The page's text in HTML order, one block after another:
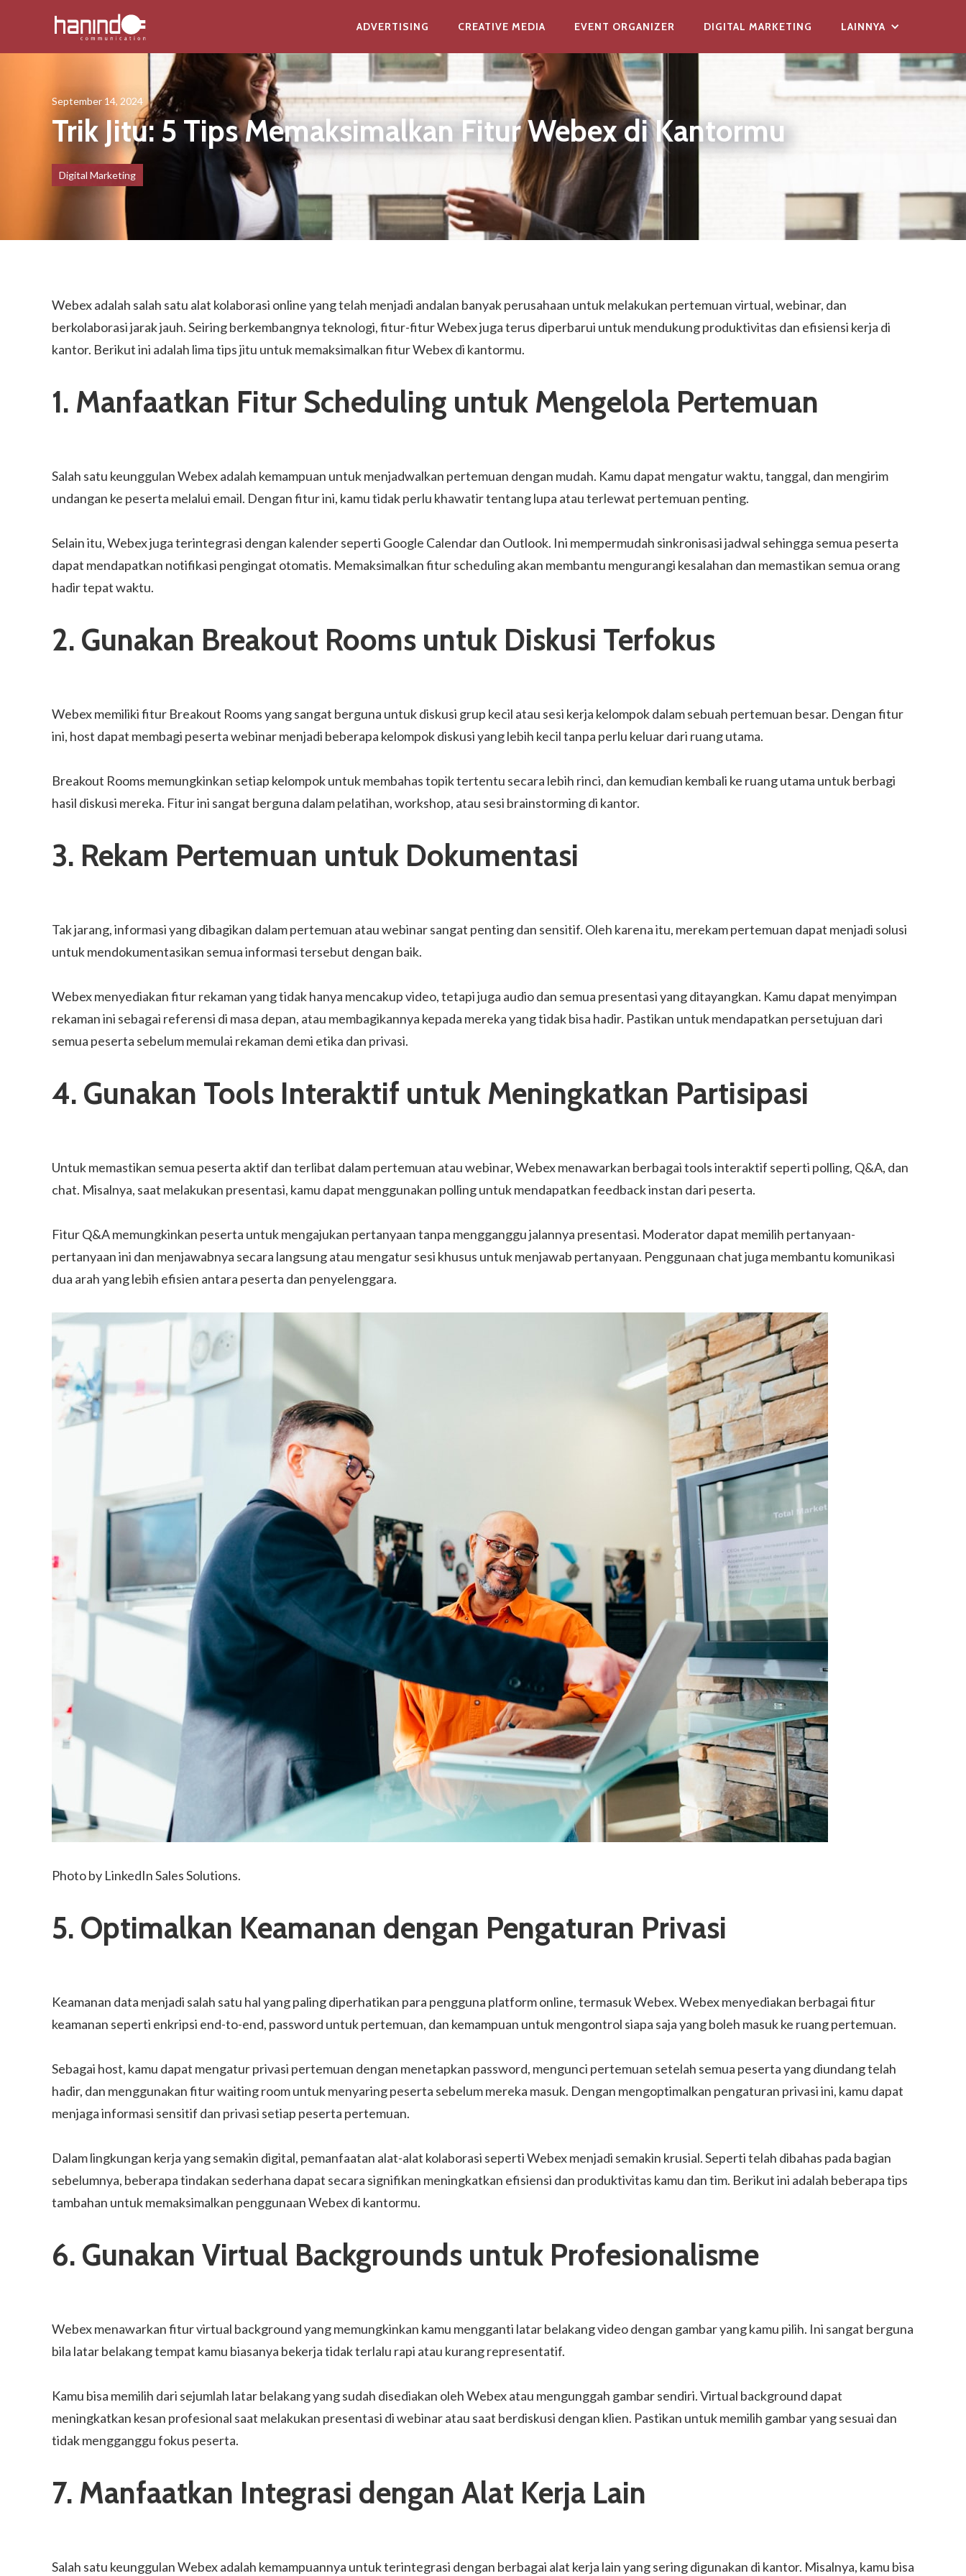
ADVERTISING CREATIVE MEDIA EVENT ORGANIZER DIGITAL MARKETING LAINNYA
September 14, 2024
Trik Jitu: 5 Tips Memaksimalkan Fitur Webex di Kantormu
Digital Marketing
Webex adalah salah satu alat kolaborasi online yang telah menjadi andalan banyak perusahaan untuk melakukan pertemuan virtual, webinar, dan
berkolaborasi jarak jauh. Seiring berkembangnya teknologi, fitur-fitur Webex juga terus diperbarui untuk mendukung produktivitas dan efisiensi kerja di
kantor. Berikut ini adalah lima tips jitu untuk memaksimalkan fitur Webex di kantormu.
1. Manfaatkan Fitur Scheduling untuk Mengelola Pertemuan
Salah satu keunggulan Webex adalah kemampuan untuk menjadwalkan pertemuan dengan mudah. Kamu dapat mengatur waktu, tanggal, dan mengirim
undangan ke peserta melalui email. Dengan fitur ini, kamu tidak perlu khawatir tentang lupa atau terlewat pertemuan penting.
Selain itu, Webex juga terintegrasi dengan kalender seperti Google Calendar dan Outlook. Ini mempermudah sinkronisasi jadwal sehingga semua peserta
dapat mendapatkan notifikasi pengingat otomatis. Memaksimalkan fitur scheduling akan membantu mengurangi kesalahan dan memastikan semua orang
hadir tepat waktu.
2. Gunakan Breakout Rooms untuk Diskusi Terfokus
Webex memiliki fitur Breakout Rooms yang sangat berguna untuk diskusi grup kecil atau sesi kerja kelompok dalam sebuah pertemuan besar. Dengan fitur
ini, host dapat membagi peserta webinar menjadi beberapa kelompok diskusi yang lebih kecil tanpa perlu keluar dari ruang utama.
Breakout Rooms memungkinkan setiap kelompok untuk membahas topik tertentu secara lebih rinci, dan kemudian kembali ke ruang utama untuk berbagi
hasil diskusi mereka. Fitur ini sangat berguna dalam pelatihan, workshop, atau sesi brainstorming di kantor.
3. Rekam Pertemuan untuk Dokumentasi
Tak jarang, informasi yang dibagikan dalam pertemuan atau webinar sangat penting dan sensitif. Oleh karena itu, merekam pertemuan dapat menjadi solusi
untuk mendokumentasikan semua informasi tersebut dengan baik.
Webex menyediakan fitur rekaman yang tidak hanya mencakup video, tetapi juga audio dan semua presentasi yang ditayangkan. Kamu dapat menyimpan
rekaman ini sebagai referensi di masa depan, atau membagikannya kepada mereka yang tidak bisa hadir. Pastikan untuk mendapatkan persetujuan dari
semua peserta sebelum memulai rekaman demi etika dan privasi.
4. Gunakan Tools Interaktif untuk Meningkatkan Partisipasi
Untuk memastikan semua peserta aktif dan terlibat dalam pertemuan atau webinar, Webex menawarkan berbagai tools interaktif seperti polling, Q&A, dan
chat. Misalnya, saat melakukan presentasi, kamu dapat menggunakan polling untuk mendapatkan feedback instan dari peserta.
Fitur Q&A memungkinkan peserta untuk mengajukan pertanyaan tanpa mengganggu jalannya presentasi. Moderator dapat memilih pertanyaan-
pertanyaan ini dan menjawabnya secara langsung atau mengatur sesi khusus untuk menjawab pertanyaan. Penggunaan chat juga membantu komunikasi
dua arah yang lebih efisien antara peserta dan penyelenggara.
Photo by LinkedIn Sales Solutions.
5. Optimalkan Keamanan dengan Pengaturan Privasi
Keamanan data menjadi salah satu hal yang paling diperhatikan para pengguna platform online, termasuk Webex. Webex menyediakan berbagai fitur
keamanan seperti enkripsi end-to-end, password untuk pertemuan, dan kemampuan untuk mengontrol siapa saja yang boleh masuk ke ruang pertemuan.
Sebagai host, kamu dapat mengatur privasi pertemuan dengan menetapkan password, mengunci pertemuan setelah semua peserta yang diundang telah
hadir, dan menggunakan fitur waiting room untuk menyaring peserta sebelum mereka masuk. Dengan mengoptimalkan pengaturan privasi ini, kamu dapat
menjaga informasi sensitif dan privasi setiap peserta pertemuan.
Dalam lingkungan kerja yang semakin digital, pemanfaatan alat-alat kolaborasi seperti Webex menjadi semakin krusial. Seperti telah dibahas pada bagian
sebelumnya, beberapa tindakan sederhana dapat secara signifikan meningkatkan efisiensi dan produktivitas kamu dan tim. Berikut ini adalah beberapa tips
tambahan untuk memaksimalkan penggunaan Webex di kantormu.
6. Gunakan Virtual Backgrounds untuk Profesionalisme
Webex menawarkan fitur virtual background yang memungkinkan kamu mengganti latar belakang video dengan gambar yang kamu pilih. Ini sangat berguna
bila latar belakang tempat kamu biasanya bekerja tidak terlalu rapi atau kurang representatif.
Kamu bisa memilih dari sejumlah latar belakang yang sudah disediakan oleh Webex atau mengunggah gambar sendiri. Virtual background dapat
meningkatkan kesan profesional saat melakukan presentasi di webinar atau saat berdiskusi dengan klien. Pastikan untuk memilih gambar yang sesuai dan
tidak mengganggu fokus peserta.
7. Manfaatkan Integrasi dengan Alat Kerja Lain
Salah satu keunggulan Webex adalah kemampuannya untuk terintegrasi dengan berbagai alat kerja lain yang sering digunakan di kantor. Misalnya, kamu bisa